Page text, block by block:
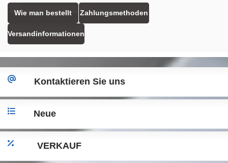
Wie man bestellt Zahlungsmethoden
Versandinformationen
Kontaktieren Sie uns
Neue
VERKAUF